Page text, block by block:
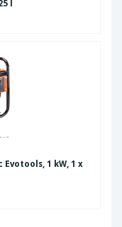
l
1 kW, 1 x